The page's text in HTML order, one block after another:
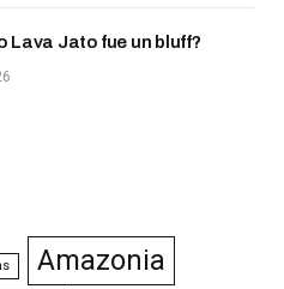
Lava Jato fue un bluff?
Amazonia